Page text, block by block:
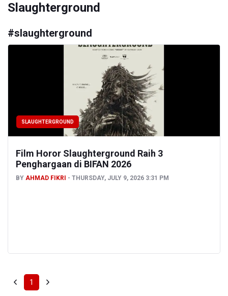
Slaughterground
#slaughterground
SLAUGHTERGROUND
Film Horor Slaughterground Raih 3
Penghargaan di BIFAN 2026
BY AHMAD FIKRI THURSDAY, JULY 9, 2026 3:31 PM
1